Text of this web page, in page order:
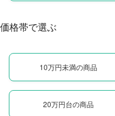
価格帯で選ぶ
10万円未満の商品
20万円台の商品